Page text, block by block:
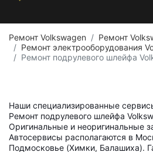
Ремонт Volkswagen
Ремонт
Ремонт электрооборудования
Ремонт подрулевого шлейфа
Наши специализированные
Ремонт подрулевого шлейфа
Оригинальные и неоригинальные
Автосервисы располагаются в
Подмосковье (Химки, Балашиха).